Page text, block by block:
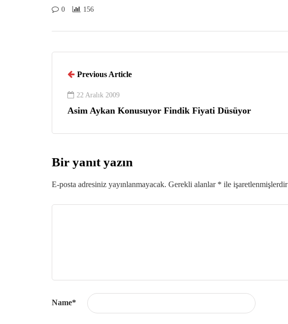
0 156
Previous Article
22 Aralık 2009
Asim Aykan Konusuyor Findik Fiyati Düsüyor
Bir yanıt yazın
E-posta adresiniz yayınlanmayacak. Gerekli alanlar * ile işaretlenmişlerdir
Name*